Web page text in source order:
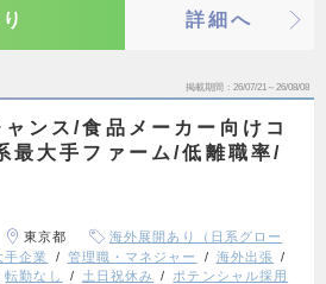
詳細へ
掲載期間 26/07/21～26/08/08
ンス/食品メーカー向けコ
最大手ファーム/低離職率/
東京都
海外展開あり（日系グロー
手企業 管理職・マネジャー
海外出張
転勤なし 土日祝休み
ポテンシャル採用